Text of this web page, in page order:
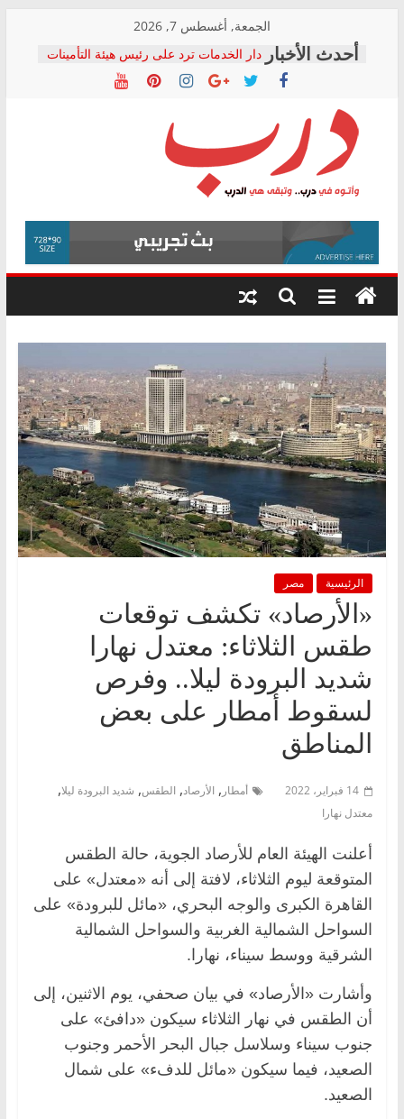
content
الجمعة, أغسطس 7, 2026
دار الخدمات ترد على رئيس هيئة التأمينات
بعد مؤتمره الصحفي: إنكار الأزمة لا ينهي
معاناة أصحاب المعاشات.. ونطالب بكشف
فرحات سليمان يكتب: القطاع الصحي إلى
أين؟
حزب التحالف الشعبي يطلق لجنة “الحق
في الصحة” بالإسكندرية لرصد الانتهاكات
ودعم المرضى
الوزاري لمدينة الصحفيين.. وانتهاء أعمال
إنشاء المبنى الإداري
المجلس القومي لحقوق الإنسان يعلن
متابعة قضية الدكتور محمد زهران.. ويؤكد:
قرينة البراءة وضمانات المحاكمة العادلة
درب
وأتوه
درب..
وتبقى
هي
الرئيسية مصر
«الأرصاد» تكشف توقعات
طقس الثلاثاء: معتدل نهارا
شديد البرودة ليلا.. وفرص
لسقوط أمطار على بعض
المناطق
14 فبراير، 2022 أمطار , الأرصاد, الطقس, شديد البرودة ليلا,
معتدل نهارا
أعلنت الهيئة العام للأرصاد الجوية، حالة الطقس
المتوقعة ليوم الثلاثاء، لافتة إلى أنه «معتدل» على
القاهرة الكبرى والوجه البحري، «مائل للبرودة» على
السواحل الشمالية الغربية والسواحل الشمالية
الشرقية ووسط سيناء، نهارا.
وأشارت «الأرصاد» في بيان صحفي، يوم الاثنين، إلى
أن الطقس في نهار الثلاثاء سيكون «دافئ» على
جنوب سيناء وسلاسل جبال البحر الأحمر وجنوب
الصعيد، فيما سيكون «مائل للدفء» على شمال
الصعيد.